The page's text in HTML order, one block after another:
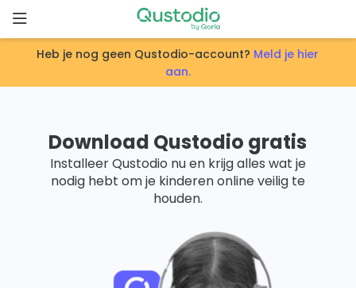
to
content
Home
Functies
Heb je nog geen Qustodio-account? Meld je hier
aan.
Download Qustodio gratis
Installeer Qustodio nu en krijg alles wat je
nodig hebt om je kinderen online veilig te
houden.